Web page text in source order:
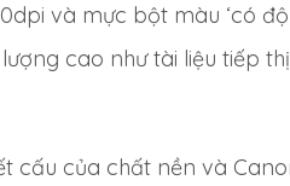
và mực bột màu ‘có
cao như tài liệu tiếp
cấu của chất nền và